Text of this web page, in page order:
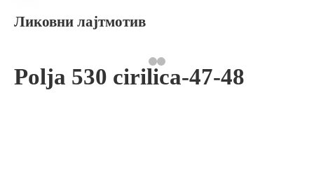
Ликовни лајтмотив
Polja 530 cirilica-47-48